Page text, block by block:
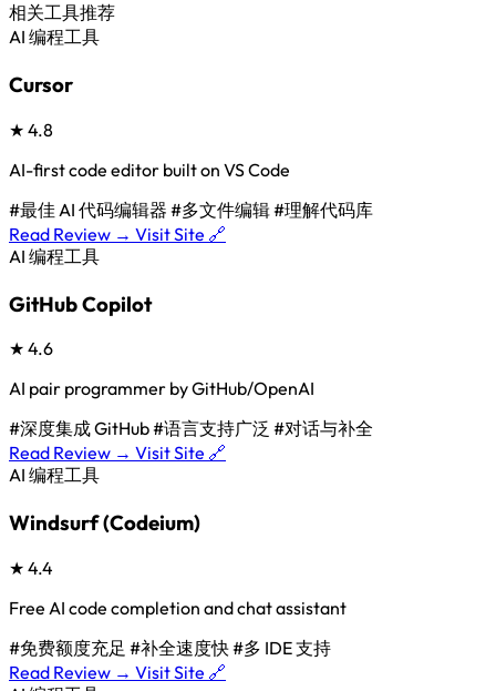
相关工具推荐
AI 编程工具
Cursor
★ 4.8
AI-first code editor built on VS Code
#最佳 AI 代码编辑器 #多文件编辑#理解代码库
Read Review → Visit Site 🔗
AI 编程工具
GitHub Copilot
★ 4.6
AI pair programmer by GitHub/OpenAI
#深度集成 GitHub#语言支持广泛 #对话与补全
Read Review → Visit Site 🔗
AI 编程工具
Windsurf (Codeium)
★ 4.4
Free AI code completion and chat assistant
#免费额度充足 #补全速度快#多 IDE 支持
Read Review → Visit Site 🔗